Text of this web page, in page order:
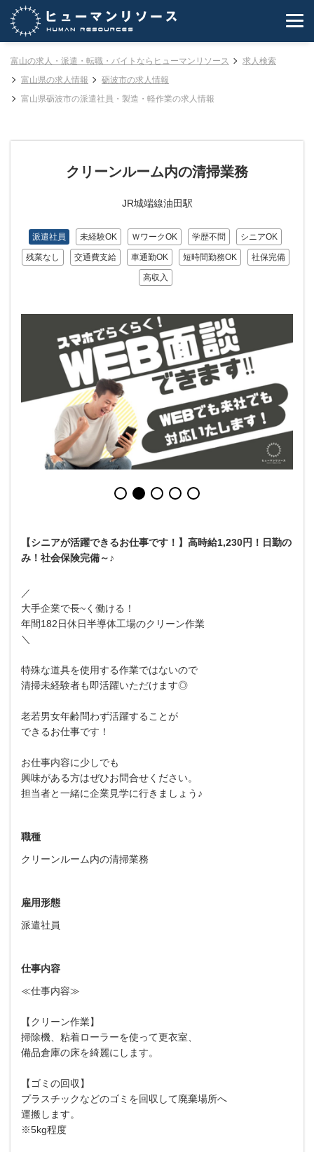
富山の求人・派遣・転職・バイトならヒューマンリソース
求人検索
富山県の求人情報
砺波市の求人情報
富山県砺波市の派遣社員・製造・軽作業の求人情報
クリーンルーム内の清掃業務
JR城端線油田駅
派遣社員 未経験OK ＷワークOK 学歴不問 シニアOK
残業なし 交通費支給 車通勤OK 短時間勤務OK 社保完備
高収入
【シニアが活躍できるお仕事です！】高時給1,230円！日勤の
み！社会保険完備～♪
／
大手企業で長~く働ける！
年間182日休日半導体工場のクリーン作業
＼
特殊な道具を使用する作業ではないので
清掃未経験者も即活躍いただけます◎
老若男女年齢問わず活躍することが
できるお仕事です！
お仕事内容に少しでも
興味がある方はぜひお問合せください。
担当者と一緒に企業見学に行きましょう♪
職種
クリーンルーム内の清掃業務
雇用形態
派遣社員
仕事内容
≪仕事内容≫
【クリーン作業】
掃除機、粘着ローラーを使って更衣室、
備品倉庫の床を綺麗にします。
【ゴミの回収】
プラスチックなどのゴミを回収して廃棄場所へ
運搬します。
※5kg程度